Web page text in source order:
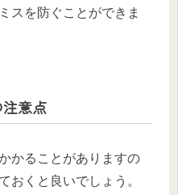
スを防ぐことができま
意点
かることがありますの
おくと良いでしょう。